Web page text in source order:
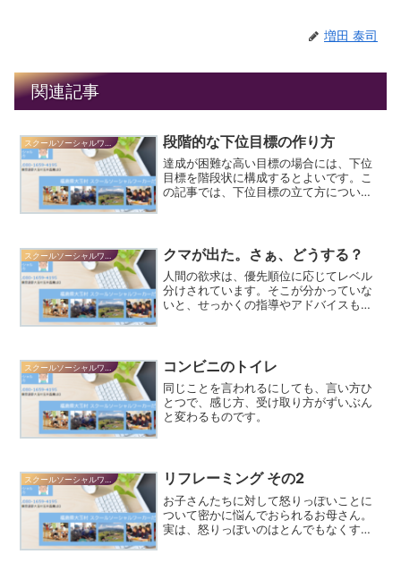
増田 泰司
関連記事
段階的な下位目標の作り方
達成が困難な高い目標の場合には、下位
目標を階段状に構成するとよいです。こ
の記事では、下位目標の立て方について
クマが出た。さぁ、どうする？
人間の欲求は、優先順位に応じてレベル
分けされています。そこが分かっていな
いと、せっかくの指導やアドバイスも役
コンビニのトイレ
同じことを言われるにしても、言い方ひ
とつで、感じ方、受け取り方がずいぶん
と変わるものです。
スクールソーシャルワーカーだより リフレーミング その2
お子さんたちに対して怒りっぽいことに
ついて密かに悩んでおられるお母さん。
実は、怒りっぽいのはとんでもなくすば